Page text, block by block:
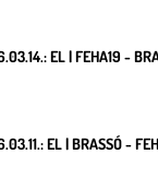
EL | FEHA19 -
EL | BRASSÓ -